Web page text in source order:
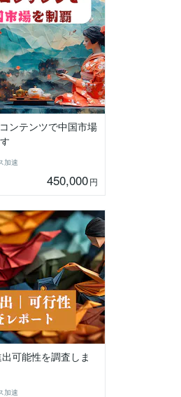
ンテンツで中国市場
加速
450,000円
可能性を調査しま
加速